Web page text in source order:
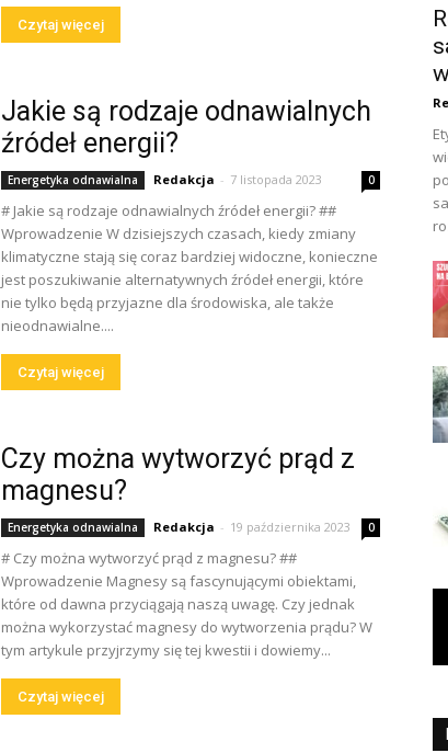
Czytaj więcej
Jakie są rodzaje odnawialnych
źródeł energii?
Energetyka odnawialna Redakcja - 7 listopada 2023 0
# Jakie są rodzaje odnawialnych źródeł energii? ##
Wprowadzenie W dzisiejszych czasach, kiedy zmiany
klimatyczne stają się coraz bardziej widoczne, konieczne
jest poszukiwanie alternatywnych źródeł energii, które
nie tylko będą przyjazne dla środowiska, ale także
nieodnawialne....
Czytaj więcej
Czy można wytworzyć prąd z
magnesu?
Energetyka odnawialna Redakcja - 19 października 2023 0
# Czy można wytworzyć prąd z magnesu? ##
Wprowadzenie Magnesy są fascynującymi obiektami,
które od dawna przyciągają naszą uwagę. Czy jednak
można wykorzystać magnesy do wytworzenia prądu? W
tym artykule przyjrzymy się tej kwestii i dowiemy...
Czytaj więcej